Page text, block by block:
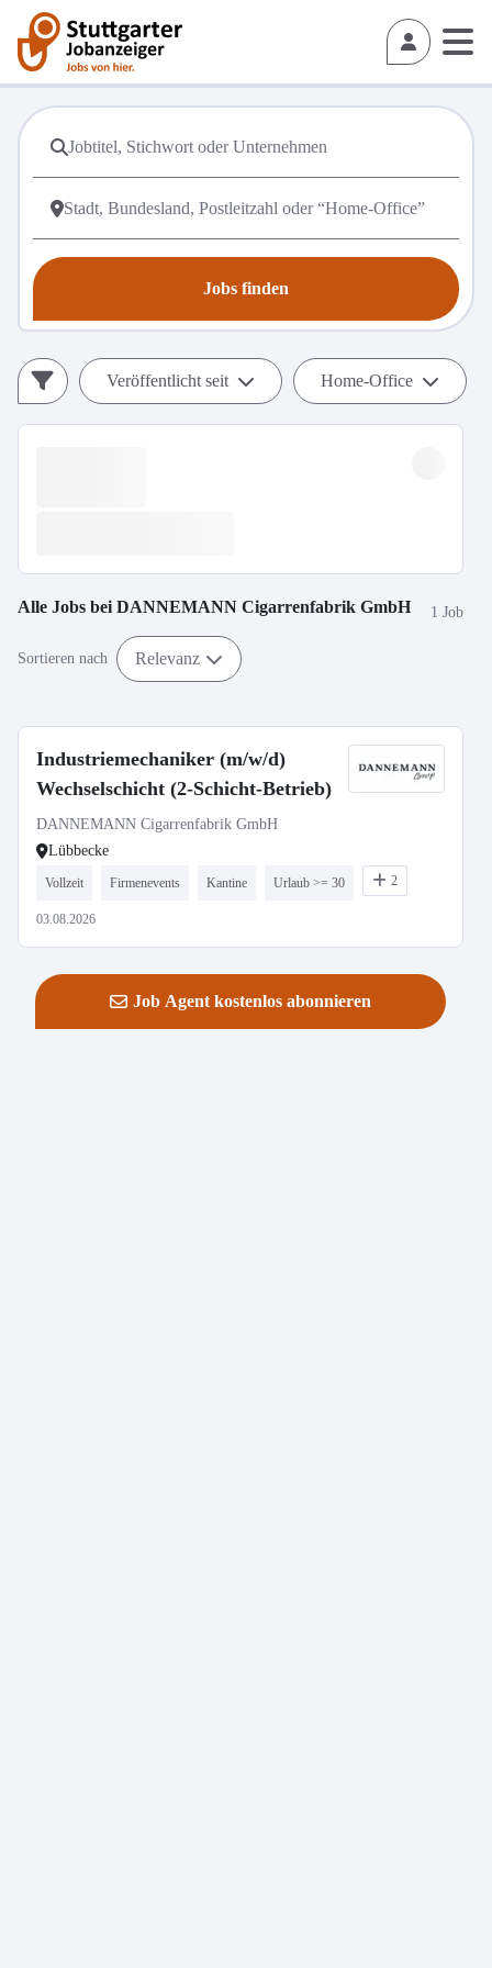
Jobs finden
Veröffentlicht seit Home-Office
Alle Jobs bei DANNEMANN Cigarrenfabrik GmbH 1 Job
Sortieren nach Relevanz
Industriemechaniker (m/w/d)
Wechselschicht (2-Schicht-Betrieb)
DANNEMANN Cigarrenfabrik GmbH
Lübbecke
Vollzeit Firmenevents Kantine Urlaub >= 30 2
03.08.2026
Job Agent kostenlos abonnieren